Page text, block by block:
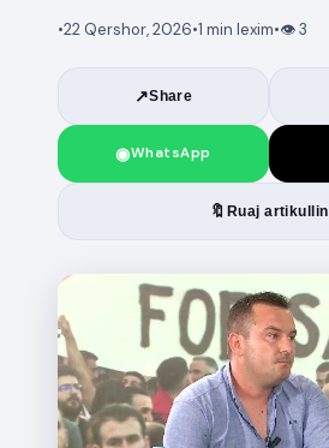
•22 Qershor, 2026•1 min lexim•👁 3
↗Share
◉WhatsApp
🔖 Ruaj artikullin